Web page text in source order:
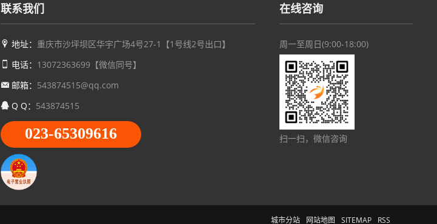
联系我们
地址： 重庆市沙坪坝区华宇广场4号27-1【1号线2号出口】
电话： 13072363699【微信同号】
邮箱： 543874515@qq.com
Q Q： 543874515
023-65309616
在线咨询
周一至周日(9:00-18:00)
扫一扫，微信咨询
城市分站 网站地图 SITEMAP RSS